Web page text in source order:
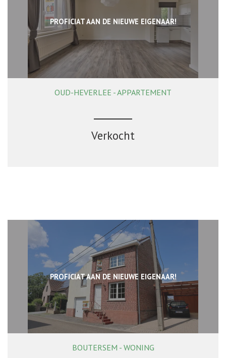
PROFICIAT AAN DE NIEUWE EIGENAAR!
84 m² 2 1 Ja
OUD-HEVERLEE - APPARTEMENT
Verkocht
PROFICIAT AAN DE NIEUWE EIGENAAR!
171 m² 2 1
BOUTERSEM - WONING